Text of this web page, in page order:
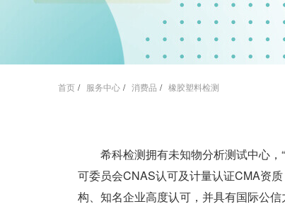
首页 / 服务中心 / 消费品 / 橡胶塑料检测
希科检测拥有未知物分析测试中心
可委员会CNAS认可及计量认证CMA资
构、知名企业高度认可，并具有国际公